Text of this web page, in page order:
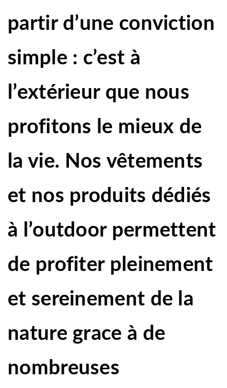
partir d’une conviction
simple : c’est à
l’extérieur que nous
profitons le mieux de
la vie. Nos vêtements
et nos produits dédiés
à l’outdoor permettent
de profiter pleinement
et sereinement de la
nature grace à de
nombreuses